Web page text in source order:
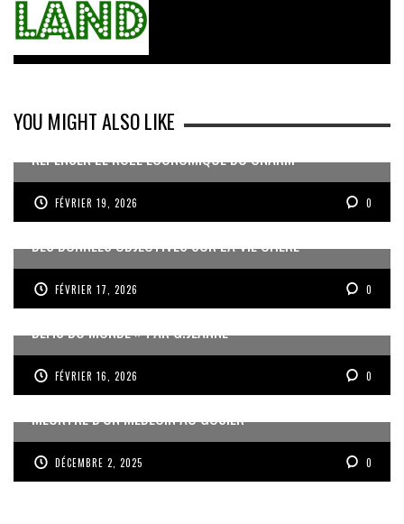
YOU MIGHT ALSO LIKE
REPENSER LE RÔLE ÉCONOMIQUE DU CNARM
FÉVRIER 19, 2026 0
DES DONNÉES OBJECTIVES SUR LA VIE CHÈRE
FÉVRIER 17, 2026 0
« UN GOSIER FIER, FORT ET RESPONSABLE FACE AUX
DÉFIS DU MONDE » PAR G.JEANNE
FÉVRIER 16, 2026 0
MEURTRE D’UN MÉDECIN AU GOSIER
DÉCEMBRE 2, 2025 0